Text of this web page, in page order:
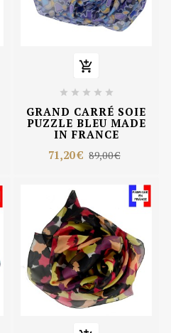

    
GRAND CARRÉ SOIE
PUZZLE BLEU MADE
IN FRANCE
71,20 € 89,00 €